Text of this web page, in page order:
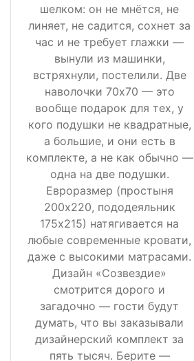
шелком: он не мнётся, не
линяет, не садится, сохнет за
час и не требует глажки —
вынули из машинки,
встряхнули, постелили. Две
наволочки 70х70 — это
вообще подарок для тех, у
кого подушки не квадратные,
а большие, и они есть в
комплекте, а не как обычно —
одна на две подушки.
Евроразмер (простыня
200х220, пододеяльник
175х215) натягивается на
любые современные кровати,
даже с высокими матрасами.
Дизайн «Созвездие»
смотрится дорого и
загадочно — гости будут
думать, что вы заказывали
дизайнерский комплект за
пять тысяч. Берите —